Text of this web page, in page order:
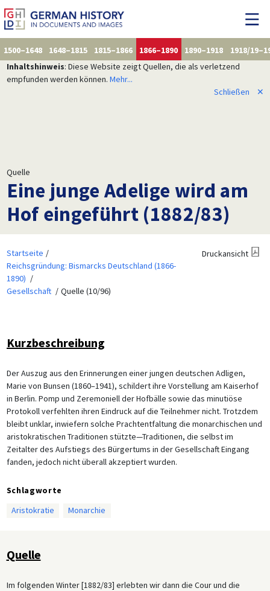
1500–1648 1648–1815 1815–1866 1866–1890 1890–1918
1918/
Inhaltshinweis: Diese Website zeigt Quellen, die als verletzend
empfunden werden können. Mehr...
Schließen
✕
Quelle
Eine junge Adelige wird am
Hof eingeführt (1882/83)
Startseite
Reichsgründung: Bismarcks Deutschland (1866-
1890)
Gesellschaft
Quelle (10/96)
Druckansicht
Kurzbeschreibung
Der Auszug aus den Erinnerungen einer jungen deutschen Adligen,
Marie von Bunsen (1860–1941), schildert ihre Vorstellung am Kaiserhof
in Berlin. Pomp und Zeremoniell der Hofbälle sowie das minutiöse
Protokoll verfehlten ihren Eindruck auf die Teilnehmer nicht. Trotzdem
bleibt unklar, inwiefern solche Prachtentfaltung die monarchischen und
aristokratischen Traditionen stützte—Traditionen, die selbst im
Zeitalter des Aufstiegs des Bürgertums in der Gesellschaft Eingang
fanden, jedoch nicht überall akzeptiert wurden.
Schlagworte
Aristokratie
Monarchie
Quelle
Im folgenden Winter [1882/83] erlebten wir dann die Cour und die